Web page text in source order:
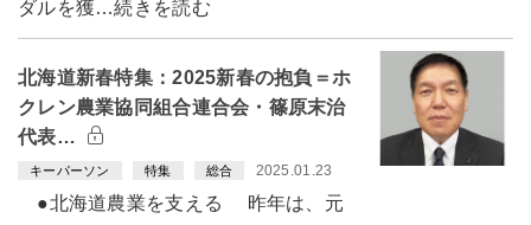
ダルを獲…続きを読む
北海道新春特集：2025新春の抱負＝ホ
クレン農業協同組合連合会・篠原末治
代表…
キーパーソン 特集 総合 2025.01.23
●北海道農業を支える 昨年は、元